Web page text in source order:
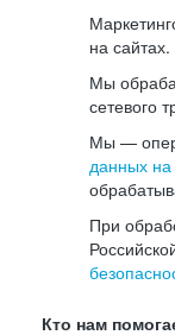
на сайтах.
Мы
сетевого
Мы —
данных на
При
Кто нам